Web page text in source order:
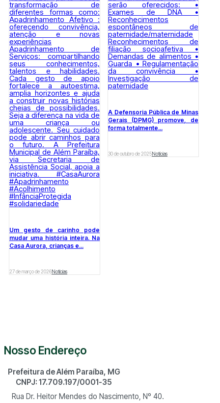
Um gesto de carinho pode
mudar uma história inteira. Na
Casa Aurora, crianças e...
27 de março de 2026Notícias
A Defensoria Pública de Minas
Gerais (DPMG) promove, de
forma totalmente...
30 de outubro de 2025Notícias
Nosso Endereço
Prefeitura de Além Paraíba, MG
CNPJ: 17.709.197/0001-35
Rua Dr. Heitor Mendes do Nascimento, Nº 40.